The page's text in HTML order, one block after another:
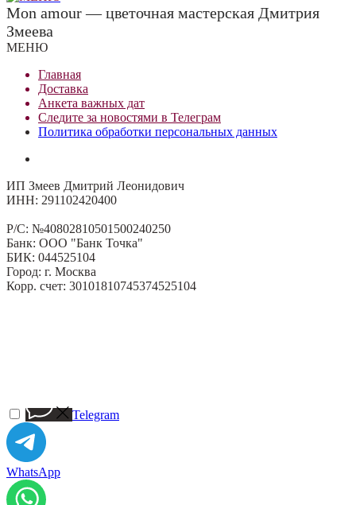
Mon amour — цветочная мастерская Дмитрия
Змеева
МЕНЮ
Главная
Доставка
Анкета важных дат
Следите за новостями в Телеграм
Политика обработки персональных данных
ИП Змеев Дмитрий Леонидович
ИНН: 291102420400
Р/С: №40802810501500240250
Банк: ООО "Банк Точка"
БИК: 044525104
Город: г. Москва
Корр. счет: 30101810745374525104
Telegram
WhatsApp